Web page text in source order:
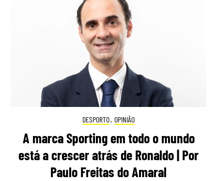
DESPORTO, OPINIÃO
A marca Sporting em todo o mundo
está a crescer atrás de Ronaldo | Por
Paulo Freitas do Amaral